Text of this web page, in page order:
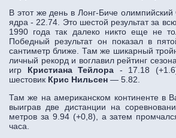
В этот же день в Лонг-Биче олимпийский
ядра - 22.74. Это шестой результат за
1990 года так далеко никто еще не
Победный результат он показал в
сантиметр ближе. Там же шикарный
личный рекорд и воглавил рейтинг
игр Кристиана Тейлора - 17.18
шестовик Крис Нильсен — 5.82.
Там же на американском континенте в
выиграв две дистанции на
метров за 9.94 (+0,8), а затем
часа.